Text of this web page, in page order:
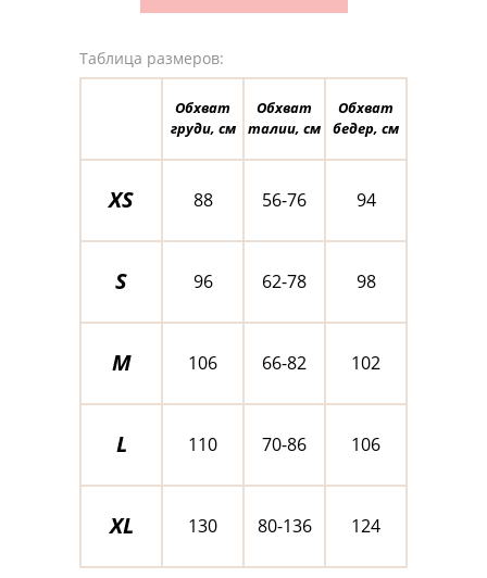
Таблица размеров:
Обхват
груди, см
Обхват
талии, см
Обхват
бедер, см
XS 88 56-76 94
S 96 62-78 98
M 106 66-82 102
L 110 70-86 106
XL 130 80-136 124